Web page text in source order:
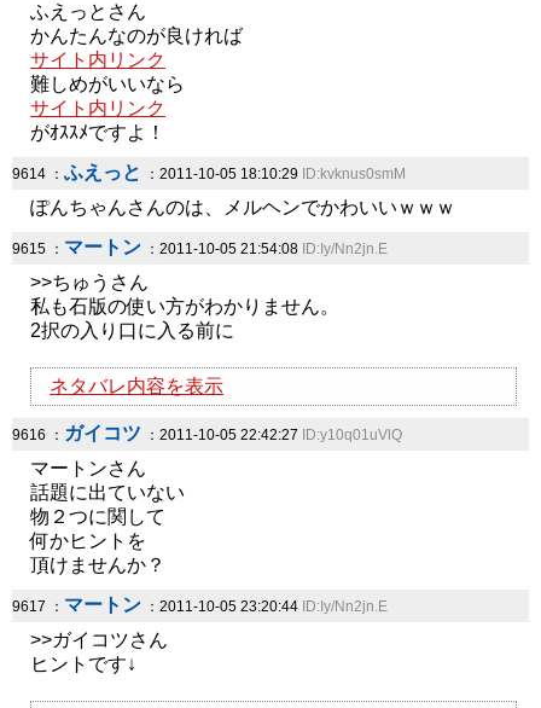
ふえっとさん
かんたんなのが良ければ
サイト内リンク
難しめがいいなら
サイト内リンク
がｵｽｽﾒですよ！
9614 ： ふえっと ：2011-10-05 18:10:29 ID:kvknus0smM
ぽんちゃんさんのは、メルヘンでかわいいｗｗｗ
9615 ： マートン ：2011-10-05 21:54:08 ID:Iy/Nn2jn.E
>>ちゅうさん
私も石版の使い方がわかりません。
2択の入り口に入る前に
ネタバレ内容を表示
9616 ： ガイコツ ：2011-10-05 22:42:27 ID:y10q01uVlQ
マートンさん
話題に出ていない
物２つに関して
何かヒントを
頂けませんか？
9617 ： マートン ：2011-10-05 23:20:44 ID:Iy/Nn2jn.E
>>ガイコツさん
ヒントです↓